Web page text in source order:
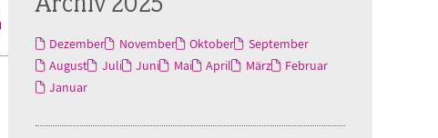
Dezember November Oktober
September
August
Juli Juni Mai April März
Februar
Januar